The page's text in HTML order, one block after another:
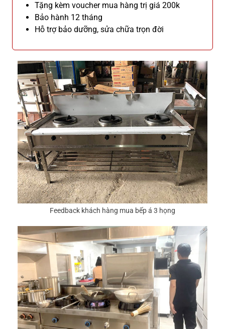
Tặng kèm voucher mua hàng trị giá 200k
Bảo hành 12 tháng
Hỗ trợ bảo dưỡng, sửa chữa trọn đời
Feedback khách hàng mua bếp á 3 họng